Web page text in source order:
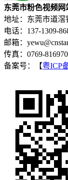
东莞市粉色视频网
地址：东莞市道滘
电话：137-1309-
邮箱：
传真：0769-
备案号：【粤ICP